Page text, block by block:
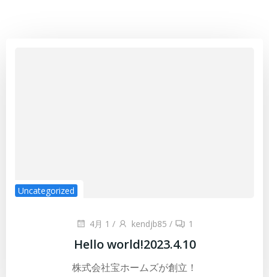
Uncategorized
4月 1 / kendjb85 / 1
Hello world!2023.4.10
株式会社宝ホームズが創立！